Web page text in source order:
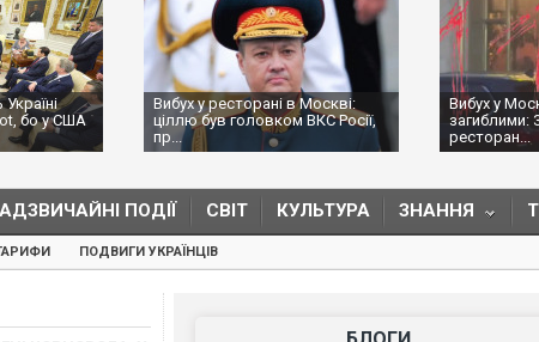
бо у США
Вибух у ресторані в Москві:
ціллю був головком ВКС Росії,
пр...
Вибух у
загиблими:
ресторан...
ПОДІЇ СВІТ КУЛЬТУРА ЗНАННЯ
ПОДВИГИ УКРАЇНЦІВ